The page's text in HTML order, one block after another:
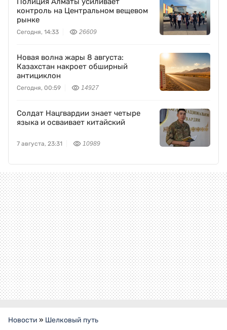
контроль на Центральном вещевом
рынке
Сегодня, 14:33 26609
Новая волна жары 8 августа:
Казахстан накроет обширный
антициклон
Сегодня, 00:59 14927
Солдат Нацгвардии знает четыре
языка и осваивает китайский
7 августа, 23:31 10989
Новости » Шелковый путь